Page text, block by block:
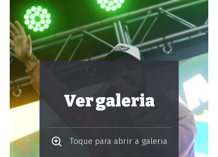
Ver galeria
Toque para abrir a galeria